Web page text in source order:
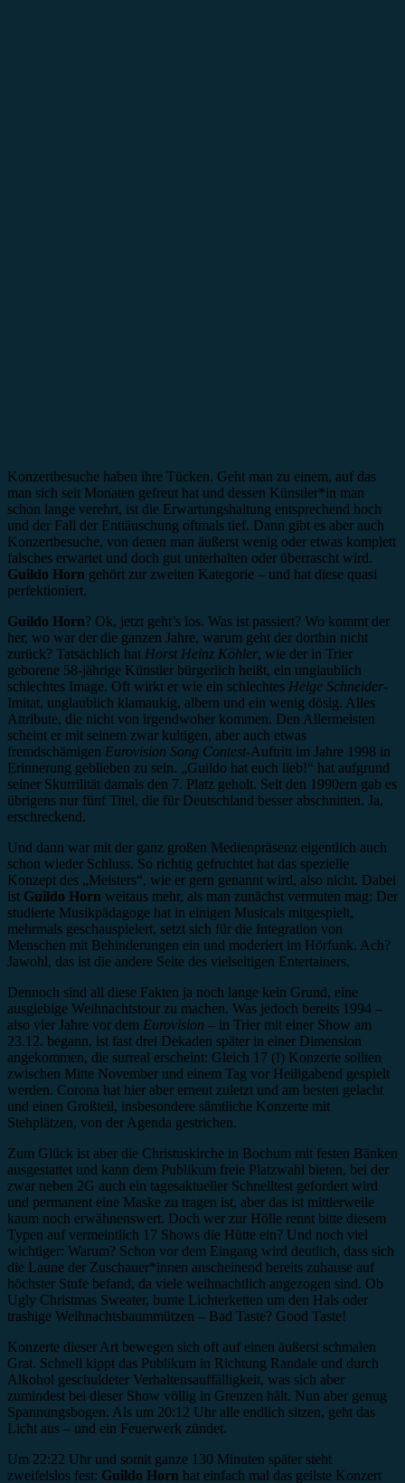
Konzertbesuche haben ihre Tücken. Geht man zu einem, auf das
man sich seit Monaten gefreut hat und dessen Künstler*in man
schon lange verehrt, ist die Erwartungshaltung entsprechend hoch
und der Fall der Enttäuschung oftmals tief. Dann gibt es aber auch
Konzertbesuche, von denen man äußerst wenig oder etwas komplett
falsches erwartet und doch gut unterhalten oder überrascht wird.
Guildo Horn gehört zur zweiten Kategorie – und hat diese quasi
perfektioniert.
Guildo Horn? Ok, jetzt geht’s los. Was ist passiert? Wo kommt der
her, wo war der die ganzen Jahre, warum geht der dorthin nicht
zurück? Tatsächlich hat Horst Heinz Köhler, wie der in Trier
geborene 58-jährige Künstler bürgerlich heißt, ein unglaublich
schlechtes Image. Oft wirkt er wie ein schlechtes Helge Schneider-
Imitat, unglaublich klamaukig, albern und ein wenig dösig. Alles
Attribute, die nicht von irgendwoher kommen. Den Allermeisten
scheint er mit seinem zwar kultigen, aber auch etwas
fremdschämigen Eurovision Song Contest-Auftritt im Jahre 1998 in
Erinnerung geblieben zu sein. „Guildo hat euch lieb!“ hat aufgrund
seiner Skurrilität damals den 7. Platz geholt. Seit den 1990ern gab es
übrigens nur fünf Titel, die für Deutschland besser abschnitten. Ja,
erschreckend.
Und dann war mit der ganz großen Medienpräsenz eigentlich auch
schon wieder Schluss. So richtig gefruchtet hat das spezielle
Konzept des „Meisters“, wie er gern genannt wird, also nicht. Dabei
ist Guildo Horn weitaus mehr, als man zunächst vermuten mag: Der
studierte Musikpädagoge hat in einigen Musicals mitgespielt,
mehrmals geschauspielert, setzt sich für die Integration von
Menschen mit Behinderungen ein und moderiert im Hörfunk. Ach?
Jawohl, das ist die andere Seite des vielseitigen Entertainers.
Dennoch sind all diese Fakten ja noch lange kein Grund, eine
ausgiebige Weihnachtstour zu machen. Was jedoch bereits 1994 –
also vier Jahre vor dem Eurovision – in Trier mit einer Show am
23.12. begann, ist fast drei Dekaden später in einer Dimension
angekommen, die surreal erscheint: Gleich 17 (!) Konzerte sollten
zwischen Mitte November und einem Tag vor Heiligabend gespielt
werden. Corona hat hier aber erneut zuletzt und am besten gelacht
und einen Großteil, insbesondere sämtliche Konzerte mit
Stehplätzen, von der Agenda gestrichen.
Zum Glück ist aber die Christuskirche in Bochum mit festen Bänken
ausgestattet und kann dem Publikum freie Platzwahl bieten, bei der
zwar neben 2G auch ein tagesaktueller Schnelltest gefordert wird
und permanent eine Maske zu tragen ist, aber das ist mittlerweile
kaum noch erwähnenswert. Doch wer zur Hölle rennt bitte diesem
Typen auf vermeintlich 17 Shows die Hütte ein? Und noch viel
wichtiger: Warum? Schon vor dem Eingang wird deutlich, dass sich
die Laune der Zuschauer*innen anscheinend bereits zuhause auf
höchster Stufe befand, da viele weihnachtlich angezogen sind. Ob
Ugly Christmas Sweater, bunte Lichterketten um den Hals oder
trashige Weihnachtsbaummützen – Bad Taste? Good Taste!
Konzerte dieser Art bewegen sich oft auf einen äußerst schmalen
Grat. Schnell kippt das Publikum in Richtung Randale und durch
Alkohol geschuldeter Verhaltensauffälligkeit, was sich aber
zumindest bei dieser Show völlig in Grenzen hält. Nun aber genug
Spannungsbogen. Als um 20:12 Uhr alle endlich sitzen, geht das
Licht aus – und ein Feuerwerk zündet.
Um 22:22 Uhr und somit ganze 130 Minuten später steht
zweifelslos fest: Guildo Horn hat einfach mal das geilste Konzert